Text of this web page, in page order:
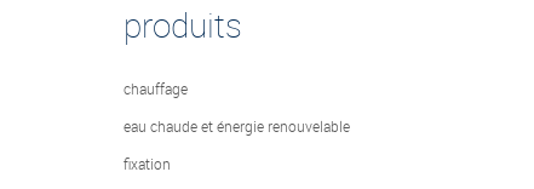
produits
chauffage
eau chaude et énergie renouvelable
fixation